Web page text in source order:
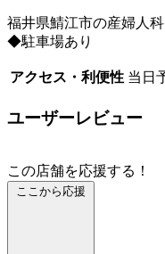
福井県鯖江市の産婦人
◆駐車場あり
アクセス・利便性 当日
ユーザーレビュー
この店舗を応援する！
ここから応援